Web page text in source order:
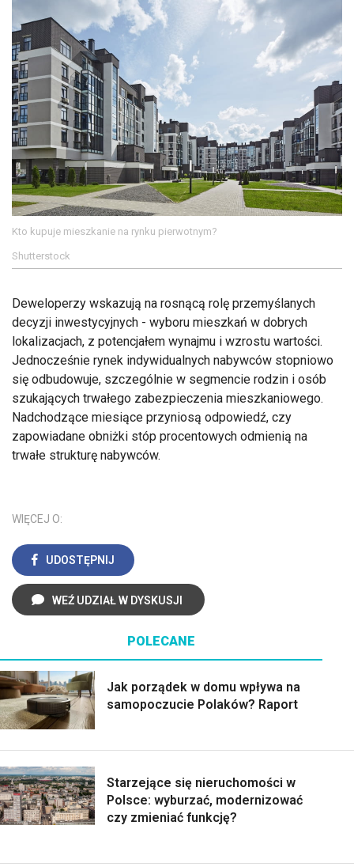
Kto kupuje mieszkanie na rynku pierwotnym?
Shutterstock
Deweloperzy wskazują na rosnącą rolę przemyślanych
decyzji inwestycyjnych - wyboru mieszkań w dobrych
lokalizacjach, z potencjałem wynajmu i wzrostu wartości.
Jednocześnie rynek indywidualnych nabywców stopniowo
się odbudowuje, szczególnie w segmencie rodzin i osób
szukających trwałego zabezpieczenia mieszkaniowego.
Nadchodzące miesiące przyniosą odpowiedź, czy
zapowiadane obniżki stóp procentowych odmienią na
trwałe strukturę nabywców.
WIĘCEJ O:
UDOSTĘPNIJ
WEŹ UDZIAŁ W DYSKUSJI
POLECANE
Jak porządek w domu wpływa na
samopoczucie Polaków? Raport
Starzejące się nieruchomości w
Polsce: wyburzać, modernizować
czy zmieniać funkcję?